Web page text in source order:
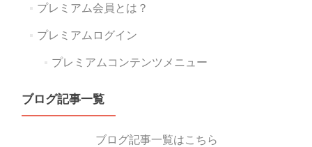
プレミアム会員とは？
プレミアムログイン
プレミアムコンテンツメニュー
ブログ記事一覧
ブログ記事一覧はこちら